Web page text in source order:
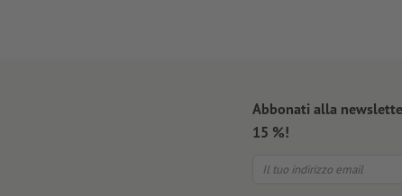
Abbonati alla
15 %!